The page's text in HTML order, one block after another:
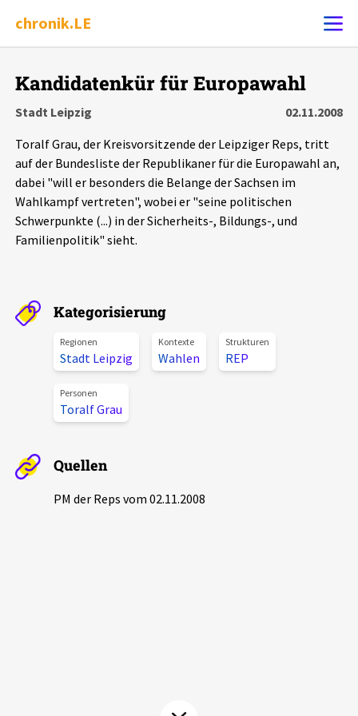
chronik.LE
Ereignis melden
Chronik
Dossiers
Leipziger Zustände
Phänomene
Aktuelles
Alle Beiträge
Pressemitteilungen
Über uns
Projektbeschreibung
Kontakt
Kandidatenkür für Europawahl
Stadt Leipzig
02.11.2008
Toralf Grau, der Kreisvorsitzende der Leipziger Reps, tritt
auf der Bundesliste der Republikaner für die Europawahl an,
dabei "will er besonders die Belange der Sachsen im
Wahlkampf vertreten", wobei er "seine politischen
Schwerpunkte (...) in der Sicherheits-, Bildungs-, und
Familienpolitik" sieht.
Kategorisierung
Regionen
Stadt Leipzig
Kontexte
Wahlen
Strukturen
REP
Personen
Toralf Grau
Quellen
PM der Reps vom 02.11.2008
Alle Ereignisse
Ereignisse Statistik
Exportieren ? Filter Erklärungen